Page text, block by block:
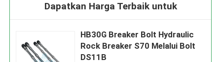
Dapatkan Harga Terbaik untuk
HB30G Breaker Bolt Hydraulic
Rock Breaker S70 Melalui Bolt
DS11B